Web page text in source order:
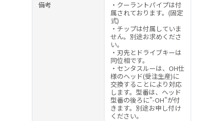
備考
・クーラントパイプは付
属されております。(固定
式)
・チップは付属していま
せん。別途お求めくださ
い。
・刃先とドライブキーは
同位相です。
・センタスルーは、OH仕
様のヘッド(受注生産)に
交換することにより対応
します。型番は、ヘッド
型番の後ろに”-OH”が付
きます。別途お申し付け
ください。